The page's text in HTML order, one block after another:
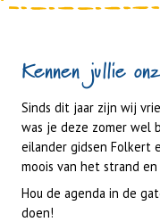
Kennen jullie
Sinds dit jaar zijn wij
was je deze zomer wel
eilander gidsen Folkert
moois van het strand
Hou de agenda in de
doen!